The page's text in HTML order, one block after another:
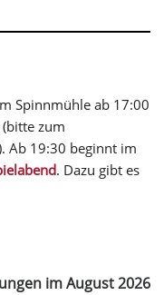
Spinnmühle ab 17:00
zum
Ab 19:30 beginnt im
. Dazu gibt es
im August 2026